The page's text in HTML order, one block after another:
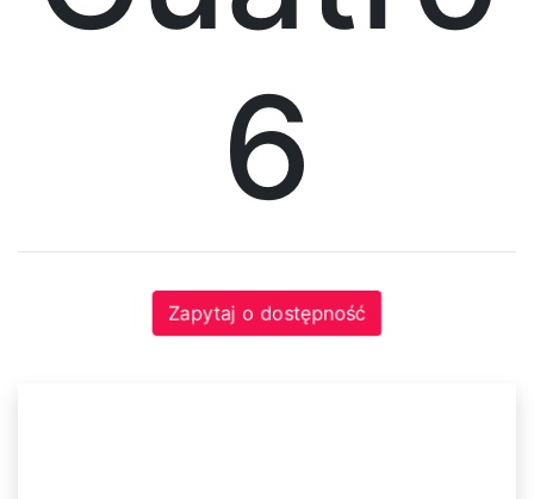
6
Zapytaj o dostępność